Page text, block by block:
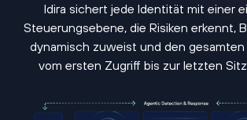
Idira sichert jede Identität mit einer
Steuerungsebene, die Risiken erkennt,
dynamisch zuweist und den gesamten
vom ersten Zugriff bis zur letzten